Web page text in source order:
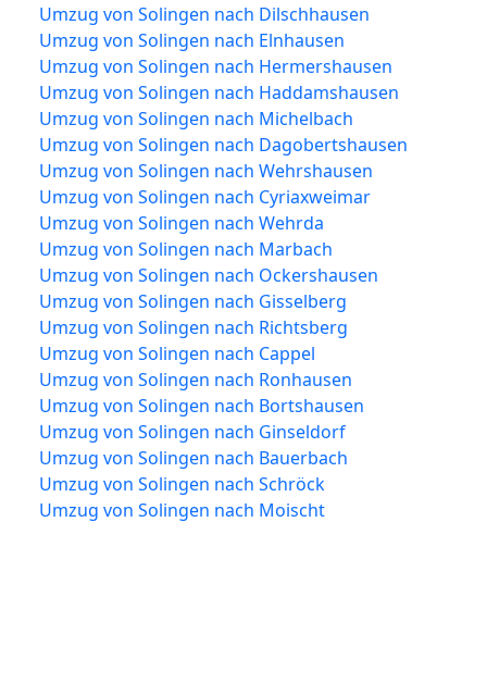
Umzug von Solingen nach Dilschhausen
Umzug von Solingen nach Elnhausen
Umzug von Solingen nach Hermershausen
Umzug von Solingen nach Haddamshausen
Umzug von Solingen nach Michelbach
Umzug von Solingen nach Dagobertshausen
Umzug von Solingen nach Wehrshausen
Umzug von Solingen nach Cyriaxweimar
Umzug von Solingen nach Wehrda
Umzug von Solingen nach Marbach
Umzug von Solingen nach Ockershausen
Umzug von Solingen nach Gisselberg
Umzug von Solingen nach Richtsberg
Umzug von Solingen nach Cappel
Umzug von Solingen nach Ronhausen
Umzug von Solingen nach Bortshausen
Umzug von Solingen nach Ginseldorf
Umzug von Solingen nach Bauerbach
Umzug von Solingen nach Schröck
Umzug von Solingen nach Moischt